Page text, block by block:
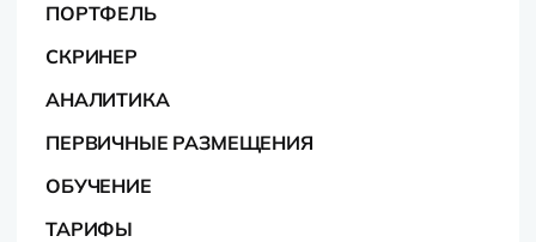
ПОРТФЕЛЬ
СКРИНЕР
АНАЛИТИКА
ПЕРВИЧНЫЕ РАЗМЕЩЕНИЯ
ОБУЧЕНИЕ
ТАРИФЫ